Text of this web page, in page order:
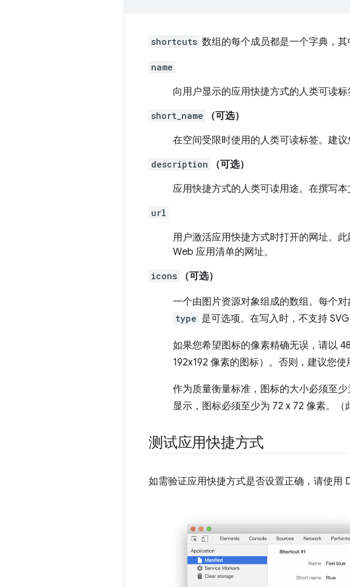
shortcuts 数组的每个成员都是一个字典，
name
向用户显示的应用快捷方式的人类可读标
short_name
（可选）
在空间受限时使用的人类可读标签。建议
description
（可选）
应用快捷方式的人类可读用途。在撰写
url
用户激活应用快捷方式时打开的网址。
Web 应用清单的网址。
icons （可选）
一个由图片资源对象组成的数组。每个
type 是可选项。在写入时，不支持 SVG
如果您希望图标的像素精确无误，请以
192x192 像素的图标）。否则，建议您使
作为质量衡量标准，图标的大小必须至
显示，图标必须至少为 72 x 72 像素。
测试应用快捷方式
如需验证应用快捷方式是否设置正确，请使用